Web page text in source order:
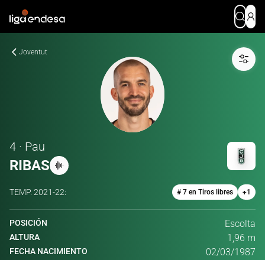
Joventut
4 · Pau
RIBAS
TEMP. 2021-22: # 7 en Tiros libres +1
POSICIÓN Escolta
ALTURA 1,96 m
FECHA NACIMIENTO 02/03/1987